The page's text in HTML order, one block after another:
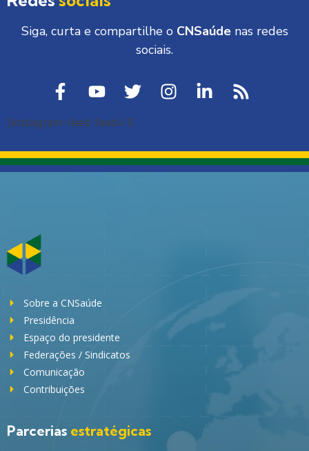
Siga, curta e compartilhe o CNSaúdenas redes
sociais.
[instagram-feed feed=1]
Sobre a CNSaúde
Presidência
Espaço do presidente
Federações / Sindicatos
Comunicação
Contribuições
Parcerias estratégicas